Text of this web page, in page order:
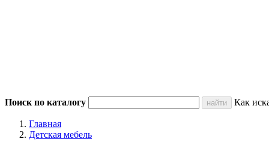
Поиск по каталогу Как
Главная
Детская мебель